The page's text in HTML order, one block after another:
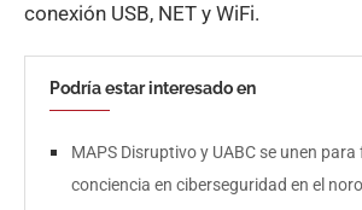
conexión USB, NET y WiFi.
Podría estar interesado en
MAPS Disruptivo y UABC se unen
conciencia en ciberseguridad en el